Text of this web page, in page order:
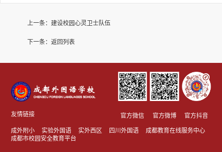
上一条： 建设校园心灵卫士队伍
下一条： 返回列表
友情链接
成外附小 实验外国语 实外西区 四川外国语
成都教育在线服务中心
成都市校园安全教育平台
官方抖音
官方微博
官方微信